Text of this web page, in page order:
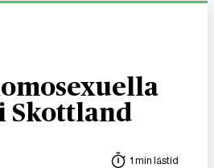
Skottland
1 min lästid